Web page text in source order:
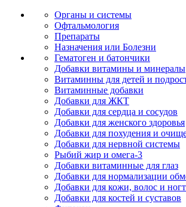
Органы и системы
Офтальмология
Препараты
Назначения или Болезни
Гематоген и батончики
Добавки витамины и минералы
Витаминны для детей и
Витаминные добавки
Добавки для ЖКТ
Добавки для сердца и сосудов
Добавки для женского здоровья
Добавки для похудения и
Добавки для нервной системы
Рыбий жир и омега-3
Добавки витаминные для глаз
Добавки для нормализации
Добавки для кожи, волос и
Добавки для костей и суставов